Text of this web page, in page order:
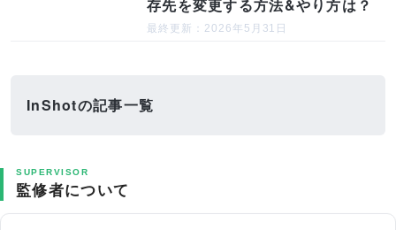
存先を変更する方法&やり方は？
最終更新：2026年5月31日
InShotの記事一覧
SUPERVISOR
監修者について